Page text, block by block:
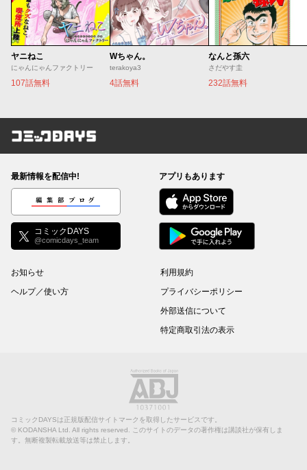
ヤニねこ
にゃんにゃんファクトリー
107話無料
Wちゃん。
terakoya3
4話無料
なんと孫六
さだやす圭
232話無料
コミックDAYS
最新情報を配信中!
編集部ブログ
コミックDAYS
@comicdays_team
アプリもあります
お知らせ
ヘルプ／使い方
利用規約
プライバシーポリシー
外部送信について
特定商取引法の表示
コミックDAYSは正規版配信サイトマークを取得したサービスです。
© KODANSHA Ltd. All rights reserved. このサイトのデータの著作権は講談社が保有しま
す。無断複製転載放送等は禁止します。